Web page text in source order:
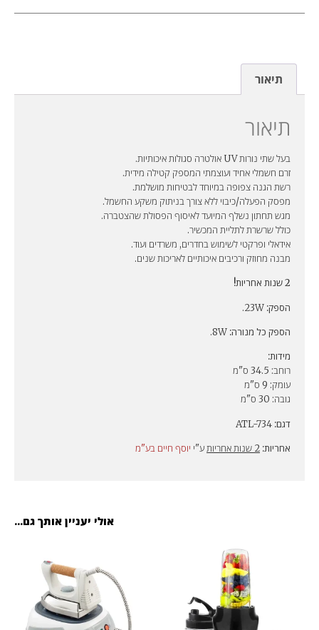
אולי יעניין אותך גם...
תיאור
תיאור
בעל שתי נורות UV אולטרה סגולות איכותיות.
זרם חשמלי אחיד ועוצמתי המספק קטילה מידית.
רשת הגנה צפופה במיוחד לבטיחות מושלמת.
מפסק הפעלה/כיבוי ללא צורך בניתוק משקע החשמל.
מגש תחתון נשלף המיועד לאיסוף הפסולת שהצטברה.
כולל שרשרת לתליית המכשיר.
אידאלי ופרקטי לשימוש בחדרים, משרדים ועוד.
מבנה מחוזק ורכיבים איכותיים לאריכות שנים.
2 שנות אחריות!
הספק:
הספק כל מנורה:
מידות:
רוחב: 34.5 ס"מ
עומק: 9 ס"מ
גובה: 30 ס"מ
דגם:
אחריות: 2 שנות אחריות ע"י יוסף חיים בע"מ